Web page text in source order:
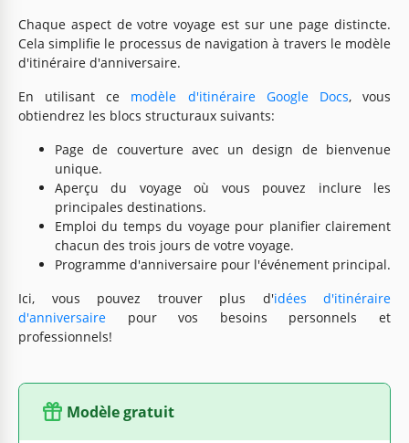
Chaque aspect de votre voyage est sur une page distincte.
Cela simplifie le processus de navigation à travers le modèle
d'itinéraire d'anniversaire.
En utilisant ce modèle d'itinéraire Google Docs, vous
obtiendrez les blocs structuraux suivants:
Page de couverture avec un design de bienvenue
unique.
Aperçu du voyage où vous pouvez inclure les
principales destinations.
Emploi du temps du voyage pour planifier clairement
chacun des trois jours de votre voyage.
Programme d'anniversaire pour l'événement principal.
Ici, vous pouvez trouver plus d'idées d'itinéraire
d'anniversaire pour vos besoins personnels et
professionnels!
Modèle gratuit